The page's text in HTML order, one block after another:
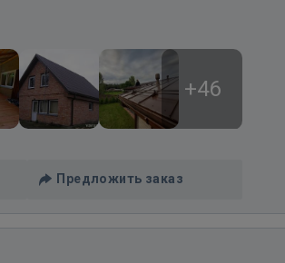
+46
Предложить заказ